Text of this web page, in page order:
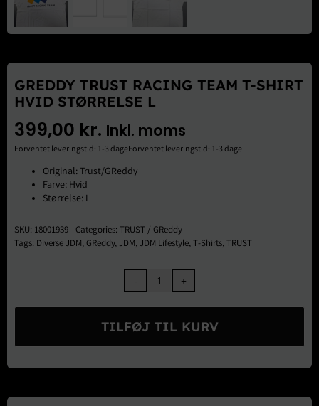
GREDDY TRUST RACING TEAM T-SHIRT
HVID STØRRELSE L
399,00 kr. Inkl. moms
Forventet leveringstid: 1-3 dageForventet leveringstid: 1-3 dage
Original: Trust/GReddy
Farve: Hvid
Størrelse: L
SKU: 18001939 Categories: TRUST / GReddy
Tags: Diverse JDM,GReddy, JDM, JDM Lifestyle,T-Shirts,TRUST
GReddy
Racing
Team
T-
shirt
Størrelse
TILFØJ TIL KURV